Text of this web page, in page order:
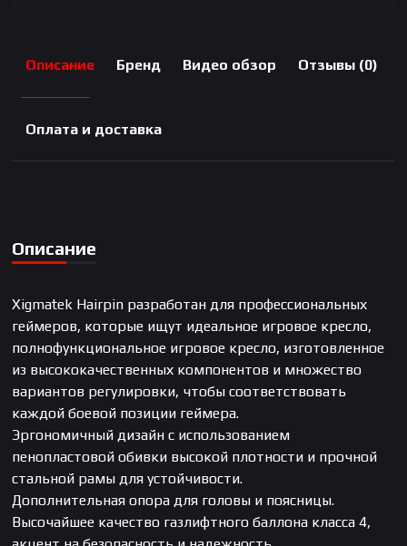
Описание Бренд Видео обзор Отзывы (0)
Оплата и доставка
Описание
Xigmatek Hairpin разработан для профессиональных
геймеров, которые ищут идеальное игровое кресло,
полнофункциональное игровое кресло, изготовленное
из высококачественных компонентов и множество
вариантов регулировки, чтобы соответствовать
каждой боевой позиции геймера.
Эргономичный дизайн с использованием
пенопластовой обивки высокой плотности и прочной
стальной рамы для устойчивости.
Дополнительная опора для головы и поясницы.
Высочайшее качество газлифтного баллона класса 4,